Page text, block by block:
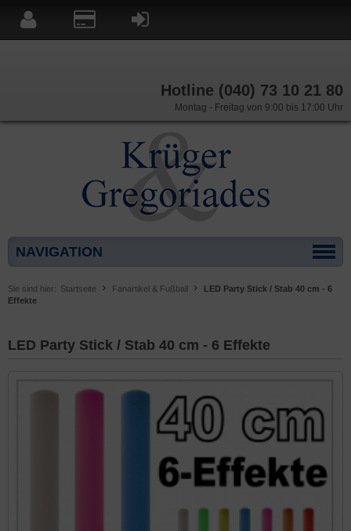
Hotline (040) 73 10 21 80
Montag - Freitag von 9:00 bis 17:00 Uhr
NAVIGATION
Sie sind hier: Startseite Fanartikel & Fußball
LED Party Stick / Stab 40 cm - 6
Effekte
LED Party Stick / Stab 40 cm - 6 Effekte